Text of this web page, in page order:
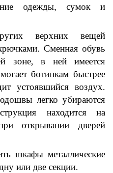
одежды, сумок и
верхних вещей
Сменная обувь
зоне, в ней имеется
ботинкам быстрее
устоявшийся воздух.
легко убираются
находится на
открывании дверей
шкафы металлические
или две секции.